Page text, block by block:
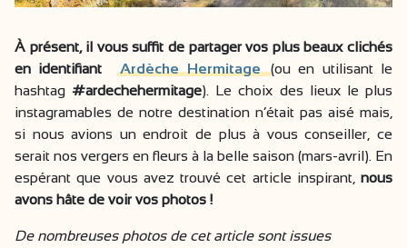
À présent, il vous suffit de partager vos plus beaux clichés
en identifiant
Ardèche Hermitage(ou en utilisant le
hashtag#ardechehermitage). Le choix des lieux le plus
instagramables de notre destination n’était pas aisé mais,
si nous avions un endroit de plus à vous conseiller, ce
serait nos vergers en fleurs à la belle saison (mars-avril). En
espérant que vous avez trouvé cet article inspirant, nous
avons hâte de voir vos photos !
De nombreuses photos de cet article sont issues